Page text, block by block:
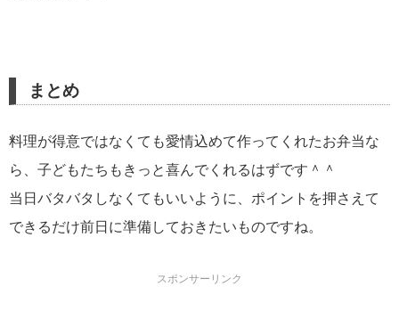
まとめ
料理が得意ではなくても愛情込めて作ってくれたお弁当な
ら、子どもたちもきっと喜んでくれるはずです＾＾
当日バタバタしなくてもいいように、ポイントを押さえて
できるだけ前日に準備しておきたいものですね。
スポンサーリンク